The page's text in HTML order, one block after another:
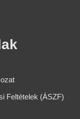
Feltételek (ÁSZF)